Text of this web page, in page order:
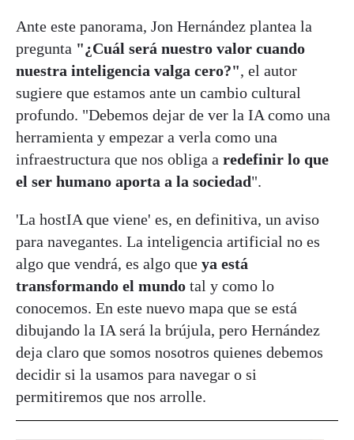
Ante este panorama, Jon Hernández plantea la
pregunta "¿Cuál será nuestro valor cuando
nuestra inteligencia valga cero?", el autor
sugiere que estamos ante un cambio cultural
profundo. "Debemos dejar de ver la IA como una
herramienta y empezar a verla como una
infraestructura que nos obliga a redefinir lo que
el ser humano aporta a la sociedad".
'La hostIA que viene' es, en definitiva, un aviso
para navegantes. La inteligencia artificial no es
algo que vendrá, es algo que ya está
transformando el mundo tal y como lo
conocemos. En este nuevo mapa que se está
dibujando la IA será la brújula, pero Hernández
deja claro que somos nosotros quienes debemos
decidir si la usamos para navegar o si
permitiremos que nos arrolle.